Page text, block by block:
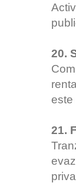
20.
este
21.